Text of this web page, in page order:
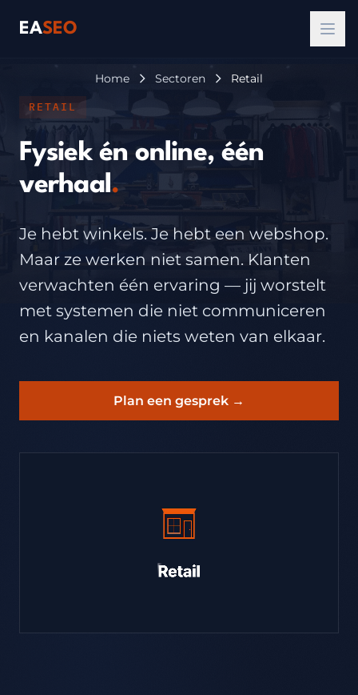
EASEO
Home Sectoren Retail
RETAIL
Fysiek én online, één
verhaal.
Je hebt winkels. Je hebt een webshop.
Maar ze werken niet samen. Klanten
verwachten één ervaring — jij worstelt
met systemen die niet communiceren
en kanalen die niets weten van elkaar.
Plan een gesprek →